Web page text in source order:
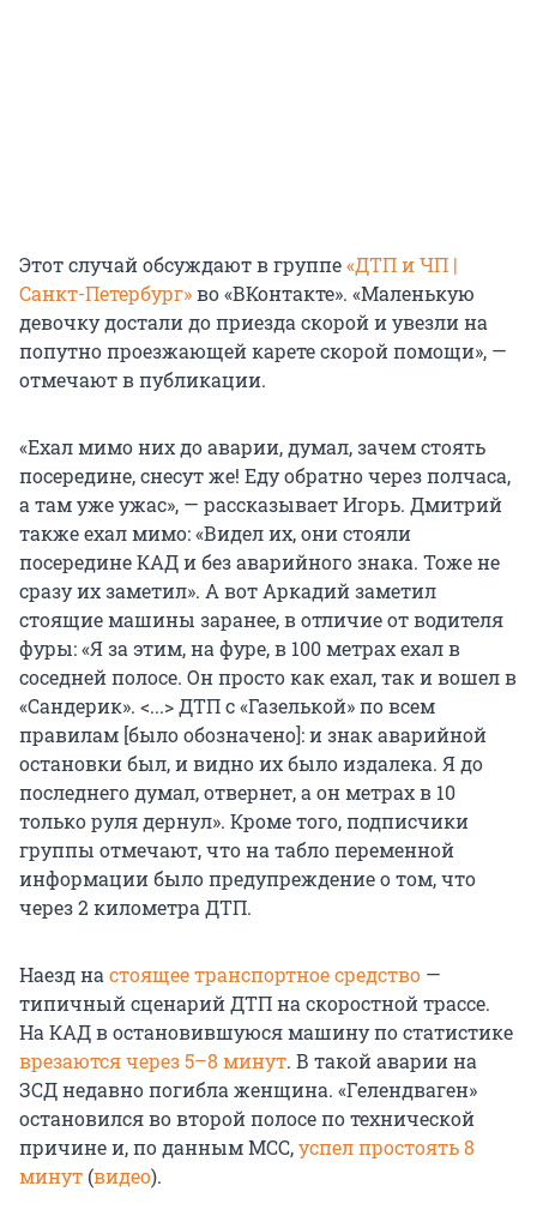
Этот случай обсуждают в группе«ДТП и ЧП |
Санкт-Петербург»во «ВКонтакте». «Маленькую
девочку достали до приезда скорой и увезли на
попутно проезжающей карете скорой помощи», —
отмечают в публикации.
«Ехал мимо них до аварии, думал, зачем стоять
посередине, снесут же! Еду обратно через полчаса,
а там уже ужас», — рассказывает Игорь. Дмитрий
также ехал мимо: «Видел их, они стояли
посередине КАД и без аварийного знака. Тоже не
сразу их заметил». А вот Аркадий заметил
стоящие машины заранее, в отличие от водителя
фуры: «Я за этим, на фуре, в 100 метрах ехал в
соседней полосе. Он просто как ехал, так и вошел в
«Сандерик». <...> ДТП с «Газелькой» по всем
правилам [было обозначено]: и знак аварийной
остановки был, и видно их было издалека. Я до
последнего думал, отвернет, а он метрах в 10
только руля дернул». Кроме того, подписчики
группы отмечают, что на табло переменной
информации было предупреждение о том, что
через 2 километра ДТП.
Наезд на стоящее транспортное средство —
типичный сценарий ДТП на скоростной трассе.
На КАД в остановившуюся машину по статистике
врезаются через 5–8 минут. В такой аварии на
ЗСД недавно погибла женщина. «Гелендваген»
остановился во второй полосе по технической
причине и, по данным МСС,успел простоять 8
минут (видео).